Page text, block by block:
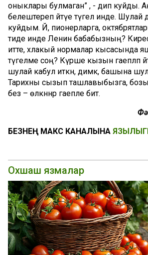
оныклары булмаган” , - дип куйды.
белештереп әйтүе түгел инде. Шулай
куйдым. Йә, пионерларга,
тиде инде Ленин бабабызның?
итте, әхлакый нормалар кысасында
түгелме соң? Күрше кызын гаепләп
шулай кабул иткән, димәк, башына
Тарихны сызып ташлавыбызга, бозып
без – өлкәннәр гаепле бит.
БЕЗНЕҢ МАКС КАНАЛЫНА
Охшаш язмалар